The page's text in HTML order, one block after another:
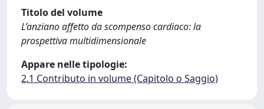
Titolo del volume
L’anziano affetto da scompenso cardiaco: la
prospettiva multidimensionale
Appare nelle tipologie:
2.1 Contributo in volume (Capitolo o Saggio)